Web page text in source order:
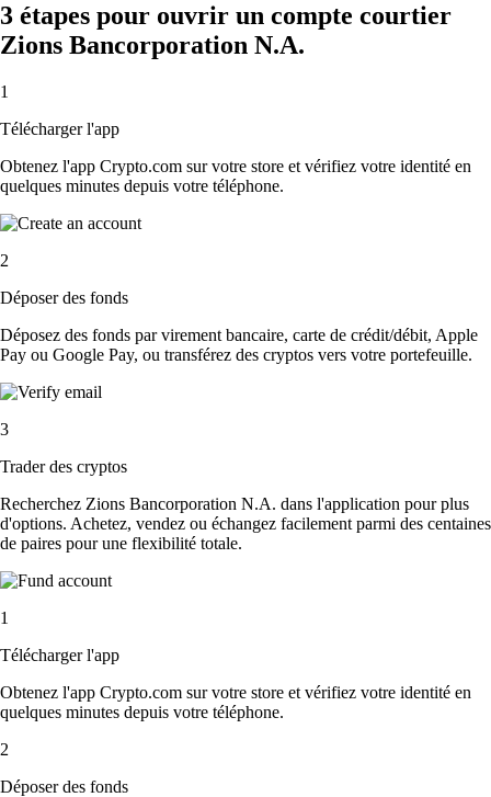
3 étapes pour ouvrir un compte courtier
Zions Bancorporation N.A.
1
Télécharger l'app
Obtenez l'app Crypto.com sur votre store et vérifiez votre identité en
quelques minutes depuis votre téléphone.
2
Déposer des fonds
Déposez des fonds par virement bancaire, carte de crédit/débit, Apple
Pay ou Google Pay, ou transférez des cryptos vers votre portefeuille.
3
Trader des cryptos
Recherchez Zions Bancorporation N.A. dans l'application pour plus
d'options. Achetez, vendez ou échangez facilement parmi des centaines
de paires pour une flexibilité totale.
1
Télécharger l'app
Obtenez l'app Crypto.com sur votre store et vérifiez votre identité en
quelques minutes depuis votre téléphone.
2
Déposer des fonds